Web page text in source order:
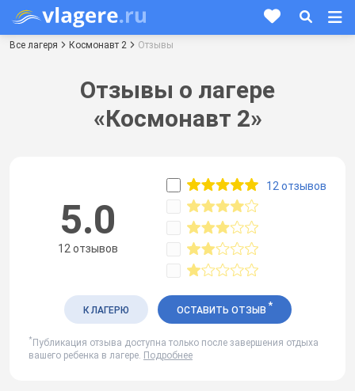
Все лагеря Космонавт 2 Отзывы
Отзывы о лагере
«Космонавт 2»
5.0
12 отзывов
12 отзывов
К ЛАГЕРЮ ОСТАВИТЬ ОТЗЫВ *
* Публикация отзыва доступна только после завершения отдыха
вашего ребенка в лагере. Подробнее